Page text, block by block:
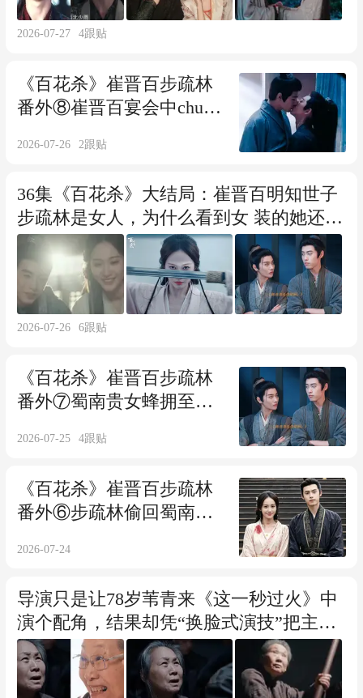
2026-07-27 4跟贴
《百花杀》崔晋百步疏林
番外⑧崔晋百宴会中chun
2026-07-26 2跟贴
36集《百花杀》大结局：崔晋百明知世子
步疏林是女人，为什么看到女 装的她还是
愣在当场？
2026-07-26 6跟贴
《百花杀》崔晋百步疏林
番外⑦蜀南贵女蜂拥至崔
开！
2026-07-25 4跟贴
《百花杀》崔晋百步疏林
番外⑥步疏林偷回蜀南，
2026-07-24
导演只是让78岁苇青来《这一秒过火》中
演个配角，结果却凭“换脸式演技”把主角
的风头给抢了